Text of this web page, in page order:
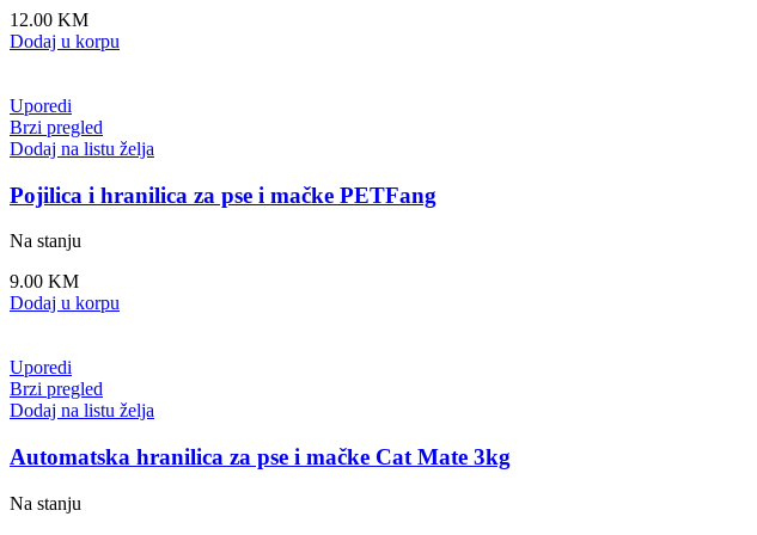
12.00 KM
Dodaj u korpu
Uporedi
Brzi pregled
Dodaj na listu želja
Pojilica i hranilica za pse i mačke PETFang
Na stanju
9.00 KM
Dodaj u korpu
Uporedi
Brzi pregled
Dodaj na listu želja
Automatska hranilica za pse i mačke Cat Mate 3kg
Na stanju